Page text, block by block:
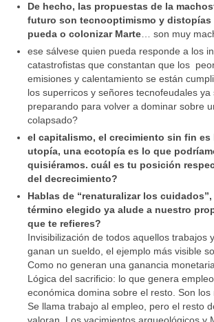
De hecho, las propuestas de la
futuro son tecnooptimismo y distopías
pueda o colonizar Marte… son muy
ese sálvese quien pueda responde a los
catastrofistas que constantan que los
emisiones y calentamiento se están
los superricos y señores tecnofeudales ya
preparando para volver a dominar sobre
colapsado?
el capitalismo, el crecimiento sin fin es
utopía, una ecotopía es lo que
quisiéramos. cuál es tu posición
del decrecimiento?
Hablas de “renaturalizar los
término elegido ya alude a nuestro
que te refieres?
Invisibilización de todos aquellos trabajos
ganan un sueldo, el ejemplo más visible
Como no generan una ganancia
Lógica del sacrificio: lo que genera
económica domina sobre el resto. Son los
Se llama trabajo al empleo, pero el resto